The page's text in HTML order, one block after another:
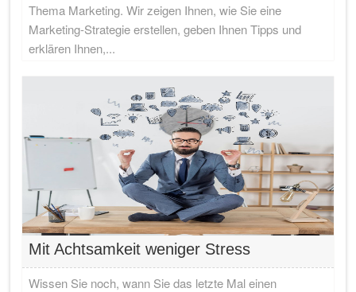
Thema Marketing. Wir zeigen Ihnen, wie Sie eine
Marketing-Strategie erstellen, geben Ihnen Tipps und
erklären Ihnen,...
Mit Achtsamkeit weniger Stress
Wissen Sie noch, wann Sie das letzte Mal einen